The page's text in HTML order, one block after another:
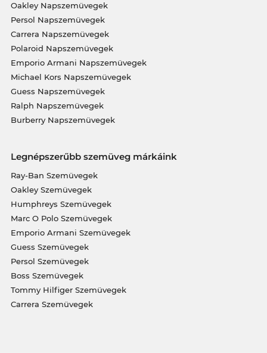
Oakley Napszemüvegek
Persol Napszemüvegek
Carrera Napszemüvegek
Polaroid Napszemüvegek
Emporio Armani Napszemüvegek
Michael Kors Napszemüvegek
Guess Napszemüvegek
Ralph Napszemüvegek
Burberry Napszemüvegek
Legnépszerűbb szemüveg márkáink
Ray-Ban Szemüvegek
Oakley Szemüvegek
Humphreys Szemüvegek
Marc O Polo Szemüvegek
Emporio Armani Szemüvegek
Guess Szemüvegek
Persol Szemüvegek
Boss Szemüvegek
Tommy Hilfiger Szemüvegek
Carrera Szemüvegek